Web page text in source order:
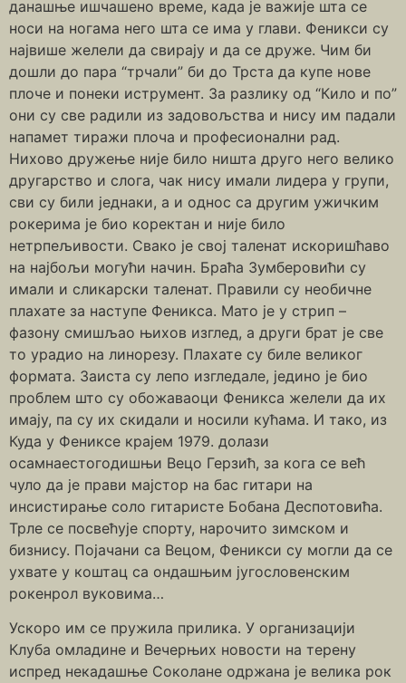
данашње ишчашено време, када је важије шта се
носи на ногама него шта се има у глави. Феникси су
највише желели да свирају и да се друже. Чим би
дошли до пара “трчали” би до Трста да купе нове
плоче и понеки иструмент. За разлику од “Кило и по”
они су све радили из задовољства и нису им падали
напамет тиражи плоча и професионални рад.
Нихово дружење није било ништа друго него велико
другарство и слога, чак нису имали лидера у групи,
сви су били једнаки, а и однос са другим ужичким
рокерима је био коректан и није било
нетрпељивости. Свако је свој таленат искоришћаво
на најбољи могући начин. Браћа Зумберовићи су
имали и сликарски таленат. Правили су необичне
плахате за наступе Феникса. Мато је у стрип –
фазону смишљао њихов изглед, а други брат је све
то урадио на линорезу. Плахате су биле великог
формата. Заиста су лепо изгледале, једино је био
проблем што су обожаваоци Феникса желели да их
имају, па су их скидали и носили кућама. И тако, из
Куда у Фениксе крајем 1979. долази
осамнаестогодишњи Вецо Герзић, за кога се већ
чуло да је прави мајстор на бас гитари на
инсистирање соло гитаристе Бобана Деспотовића.
Трле се посвећује спорту, нарочито зимском и
бизнису. Појачани са Вецом, Феникси су могли да се
ухвате у коштац са ондашњим југословенским
рокенрол вуковима…
Ускоро им се пружила прилика. У организацији
Клуба омладине и Вечерњих новости на терену
испред некадашње Соколане одржана је велика рок